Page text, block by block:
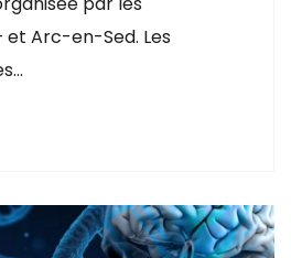
et Arc-en-Sed. Les